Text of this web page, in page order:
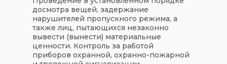
досмотра вещей, задержание
нарушителей пропускного режима, а
также лиц, пытающихся незаконно
вывести (вынести) материальные
ценности. Контроль за работой
приборов охранной, охранно-пожарной